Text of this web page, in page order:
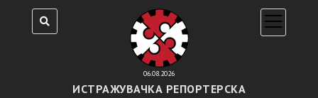
06.08.2026
ИСТРАЖУВАЧКА РЕПОРТЕРСКА
open
menu